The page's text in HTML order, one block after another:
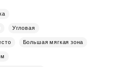
Угловая
Большая мягкая зона